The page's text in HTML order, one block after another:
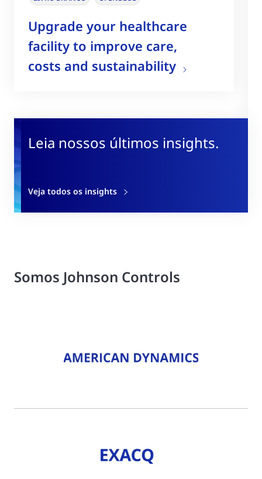
Leia nossos últimos insights.
Veja todos os insights
Upgrade your healthcare
facility to improve care,
costs and sustainability
Somos Johnson Controls